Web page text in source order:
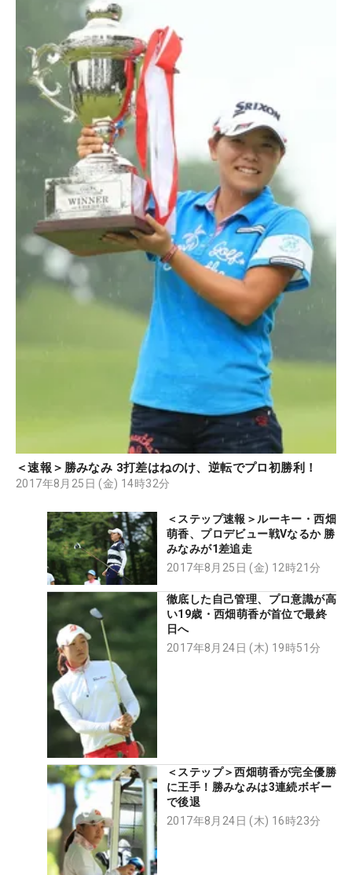
＜速報＞勝みなみ 3打差はねのけ、逆転でプロ初勝利！
2017年8月25日 (金) 14時32分
＜ステップ速報＞ルーキー・西畑
萌香、プロデビュー戦Vなるか 勝
みなみが1差追走
2017年8月25日 (金) 12時21分
徹底した自己管理、プロ意識が高
い19歳・西畑萌香が首位で最終
日へ
2017年8月24日 (木) 19時51分
＜ステップ＞西畑萌香が完全優勝
に王手！勝みなみは3連続ボギー
で後退
2017年8月24日 (木) 16時23分